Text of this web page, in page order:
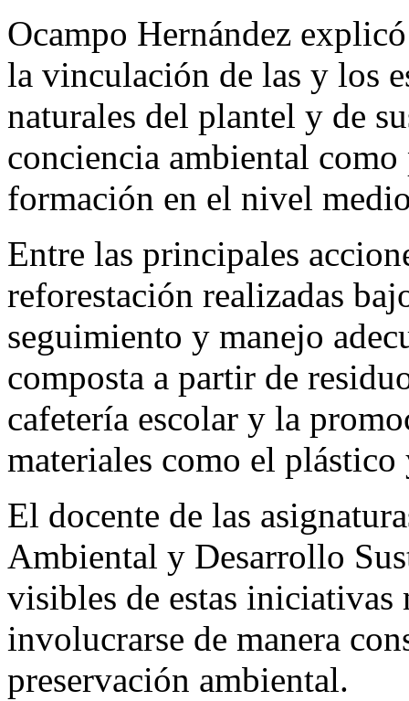
Ocampo Hernández
la vinculación de las y los
naturales del plantel y de
conciencia ambiental
formación en el nivel
Entre las principales
reforestación realizadas
seguimiento y manejo
composta a partir de
cafetería escolar y la
materiales como el
El docente de las
Ambiental y Desarrollo
visibles de estas
involucrarse de manera
preservación ambiental.